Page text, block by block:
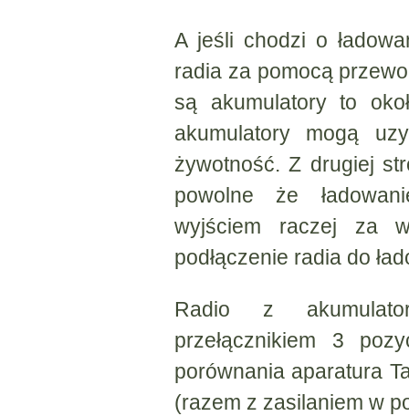
A jeśli chodzi o
radia za pomocą
są akumulatory to
akumulatory mogą
żywotność. Z drugiej
powolne że
wyjściem raczej za
podłączenie radia do
Radio z
przełącznikiem 3
porównania aparatura
(razem z zasilaniem w